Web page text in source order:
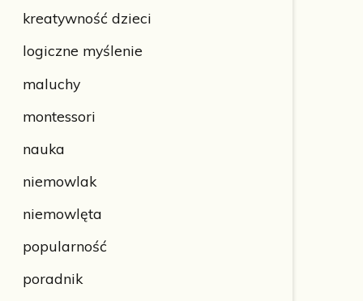
kreatywność dzieci
logiczne myślenie
maluchy
montessori
nauka
niemowlak
niemowlęta
popularność
poradnik